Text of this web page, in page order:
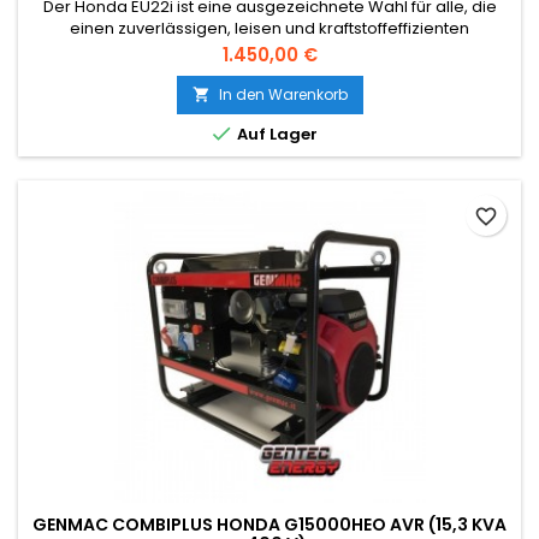
Der Honda EU22i ist eine ausgezeichnete Wahl für alle, die
einen zuverlässigen, leisen und kraftstoffeffizienten
tragbaren Generator benötigen.
Preis
1.450,00 €
 In den Warenkorb
 Auf Lager
GENMAC COMBIPLUS HONDA G15000HEO AVR (15,3 KVA
favorite_border